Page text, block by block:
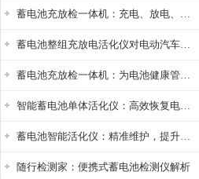
蓄电池充放检一体机：充电、放电、检测三功能集成设备
蓄电池整组充放电活化仪对电动汽车电池有帮助吗？
蓄电池充放检一体机：为电池健康管理提供一站式解决方案
智能蓄电池单体活化仪：高效恢复电池性能，延长蓄电池使用寿命
蓄电池智能活化仪：精准维护，提升电池健康状态
随行检测家：便携式蓄电池检测仪解析